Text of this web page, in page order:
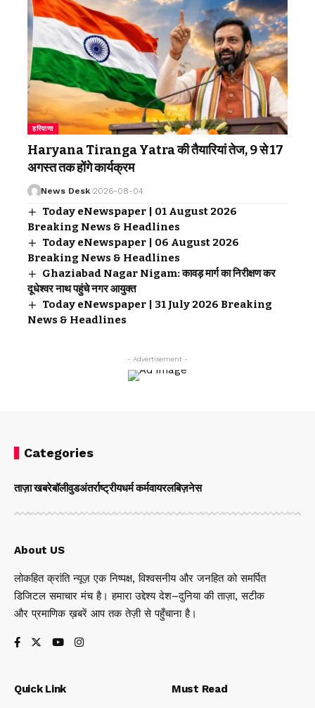
हरियाणा
Haryana Tiranga Yatra की तैयारियां तेज, 9 से 17
अगस्त तक होंगे कार्यक्रम
News Desk 2026-08-04
Today eNewspaper | 01 August 2026
Breaking News & Headlines
Today eNewspaper | 06 August 2026
Breaking News & Headlines
Ghaziabad Nagar Nigam: कावड़ मार्ग का निरीक्षण कर
दूधेश्वर नाथ पहुंचे नगर आयुक्त
Today eNewspaper | 31 July 2026 Breaking
News & Headlines
- Advertisement -
Categories
ताज़ा खबरेबॉलीवुडअंतर्राष्ट्रीयधर्म कर्मवायरलबिज़नेस
About US
लोकहित क्रांति न्यूज़ एक निष्पक्ष, विश्वसनीय और जनहित को समर्पित
डिजिटल समाचार मंच है। हमारा उद्देश्य देश–दुनिया की ताज़ा, सटीक
और प्रमाणिक ख़बरें आप तक तेज़ी से पहुँचाना है।
Quick Link Must Read